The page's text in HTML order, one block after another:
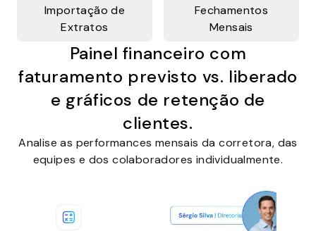
Importação de
Extratos
Fechamentos
Mensais
Painel financeiro com
faturamento previsto vs. liberado
e gráficos de retenção de
clientes.
Analise as performances mensais da corretora, das
equipes e dos colaboradores individualmente.